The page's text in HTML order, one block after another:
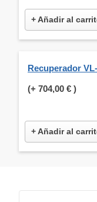
+ Añadir al
Recuperador
(+ 704,00 € )
+ Añadir al